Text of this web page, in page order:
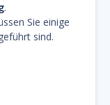
.
Sie einige
sind.